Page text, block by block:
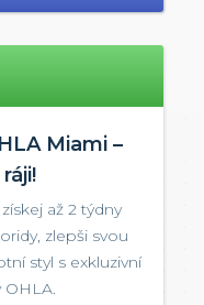
Miami –
až 2 týdny
zlepši svou
styl s exkluzivní